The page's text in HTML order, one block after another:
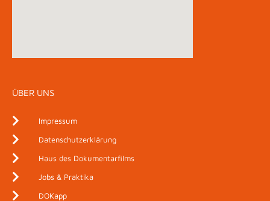
ÜBER UNS
Impressum
Datenschutzerklärung
Haus des Dokumentarfilms
Jobs & Praktika
DOKapp